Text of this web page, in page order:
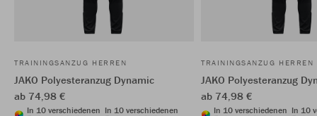
TRAININGSANZUG HERREN
JAKO Polyesteranzug Dynamic
ab 74,98 €
In 10 verschiedenen In 10 verschiedenen
TRAININGSANZUG HERREN
JAKO Polyesteranzug
ab 74,98 €
In 10 verschiedenen In 10